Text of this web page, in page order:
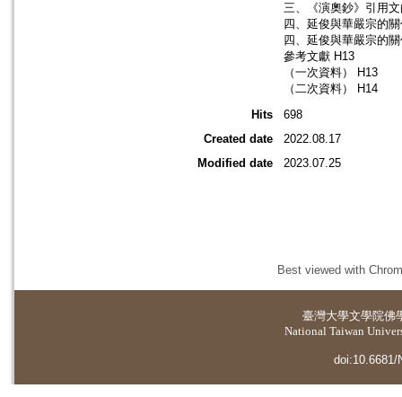
三、《演奧鈔》引用
四、延俊與華嚴宗的
四、延俊與華嚴宗的
參考文獻 H13
（一次資料） H13
（二次資料） H14
Hits
698
Created date
2022.08.17
Modified date
2023.07.25
Best viewed with
臺灣大學文學院佛
National Taiwan
doi:10.6681/